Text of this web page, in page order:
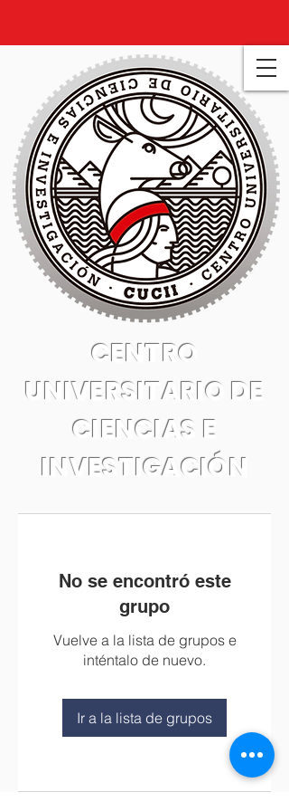
CENTRO
UNIVERSITARIO DE
CIENCIAS E
INVESTIGACIÓN
No se encontró este
grupo
Vuelve a la lista de grupos e
inténtalo de nuevo.
Ir a la lista de grupos